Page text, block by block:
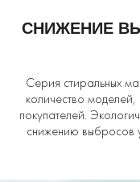
СНИЖЕНИЕ
Серия стиральных
количество
покупателей.
снижению выбросов